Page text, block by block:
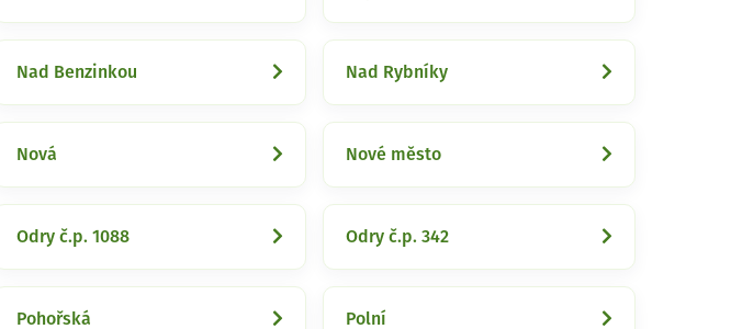
Nad Benzinkou Nad Rybníky
Nová Nové město
Odry č.p. 1088 Odry č.p. 342
Pohořská Polní